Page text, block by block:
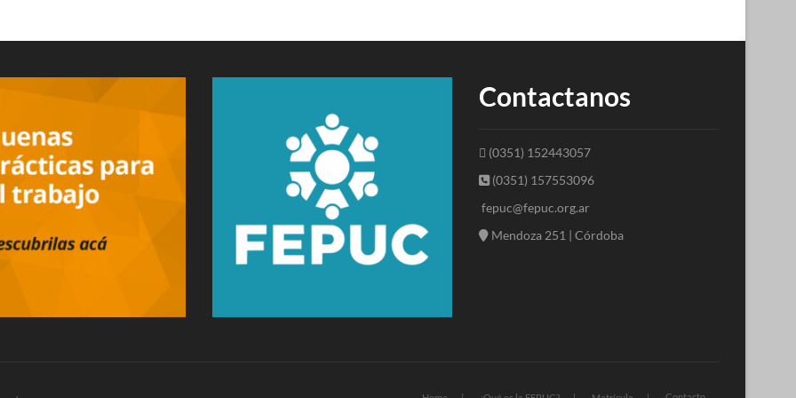
Contactanos
(0351) 152443057
(0351) 157553096
fepuc@fepuc.org.ar
Mendoza 251 | Córdoba